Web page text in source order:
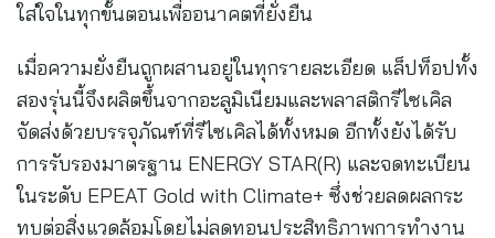
ใส่ใจในทุกขั้นตอนเพื่ออนาคตที่ยั่งยืน
เมื่อความยั่งยืนถูกผสานอยู่ในทุกรายละเอียด แล็ปท็อปทั้ง
สองรุ่นนี้จึงผลิตขึ้นจากอะลูมิเนียมและพลาสติกรีไซเคิล
จัดส่งด้วยบรรจุภัณฑ์ที่รีไซเคิลได้ทั้งหมด อีกทั้งยังได้รับ
การรับรองมาตรฐาน ENERGY STAR(R) และจดทะเบียน
ในระดับ EPEAT Gold with Climate+ ซึ่งช่วยลดผลกระ
ทบต่อสิ่งแวดล้อมโดยไม่ลดทอนประสิทธิภาพการทำงาน